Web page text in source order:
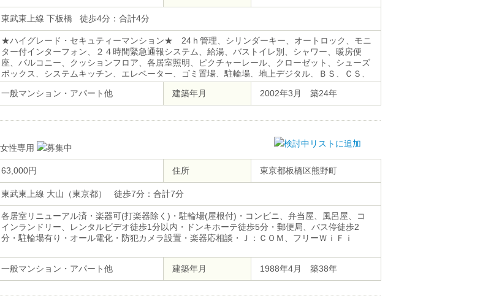
東武東上線 下板橋 徒歩4分：合計4分
★ハイグレード・セキュティーマンション★ 24ｈ管理、シリンダーキー、オートロック、モニ
ター付インターフォン、２４時間緊急通報システム、給湯、バストイレ別、シャワー、暖房便
座、バルコニー、クッションフロア、各居室照明、ピクチャーレール、クローゼット、シューズ
ボックス、システムキッチン、エレベーター、ゴミ置場、駐輪場、地上デジタル、ＢＳ、ＣＳ、
ＣＡＴＶ（CATV会社名 ：JCOM）、２４時間ゴミ出し可、敷地内ごみ置き場
一般マンション・アパート他 建築年月 2002年3月 築24年
63,000円 住所 東京都板橋区熊野町
東武東上線 大山（東京都） 徒歩7分：合計7分
各居室リニューアル済・楽器可(打楽器除く)・駐輪場(屋根付)・コンビニ、弁当屋、風呂屋、コ
インランドリー、レンタルビデオ徒歩1分以内・ドンキホーテ徒歩5分・郵便局、バス停徒歩2
分・駐輪場有り・オール電化・防犯カメラ設置・楽器応相談・Ｊ：ＣＯＭ、フリーＷｉＦｉ
一般マンション・アパート他 建築年月 1988年4月 築38年